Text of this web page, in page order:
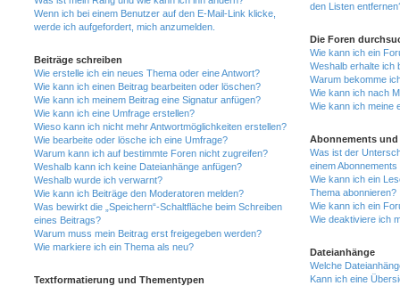
Wenn ich bei einem Benutzer auf den E-Mail-Link klicke,
werde ich aufgefordert, mich anzumelden.
Beiträge schreiben
Wie erstelle ich ein neues Thema oder eine Antwort?
Wie kann ich einen Beitrag bearbeiten oder löschen?
Wie kann ich meinem Beitrag eine Signatur anfügen?
Wie kann ich eine Umfrage erstellen?
Wieso kann ich nicht mehr Antwortmöglichkeiten erstellen?
Wie bearbeite oder lösche ich eine Umfrage?
Warum kann ich auf bestimmte Foren nicht zugreifen?
Weshalb kann ich keine Dateianhänge anfügen?
Weshalb wurde ich verwarnt?
Wie kann ich Beiträge den Moderatoren melden?
Was bewirkt die „Speichern“-Schaltfläche beim Schreiben
eines Beitrags?
Warum muss mein Beitrag erst freigegeben werden?
Wie markiere ich ein Thema als neu?
Textformatierung und Thementypen
den Listen
Die Foren
Wie kann ich ein
Weshalb erhalte ich
Warum bekomme
Wie kann ich nach
Wie kann ich meine
Abonnements und
Was ist der
einem
Wie kann ich ein
Thema abonnieren?
Wie kann ich ein
Wie deaktiviere ich
Dateianhänge
Welche
Kann ich eine